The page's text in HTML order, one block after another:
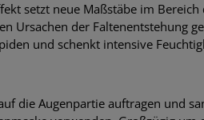
setzt neue Maßstäbe im
Ursachen der Faltenentstehung
und schenkt intensive
die Augenpartie auftragen und